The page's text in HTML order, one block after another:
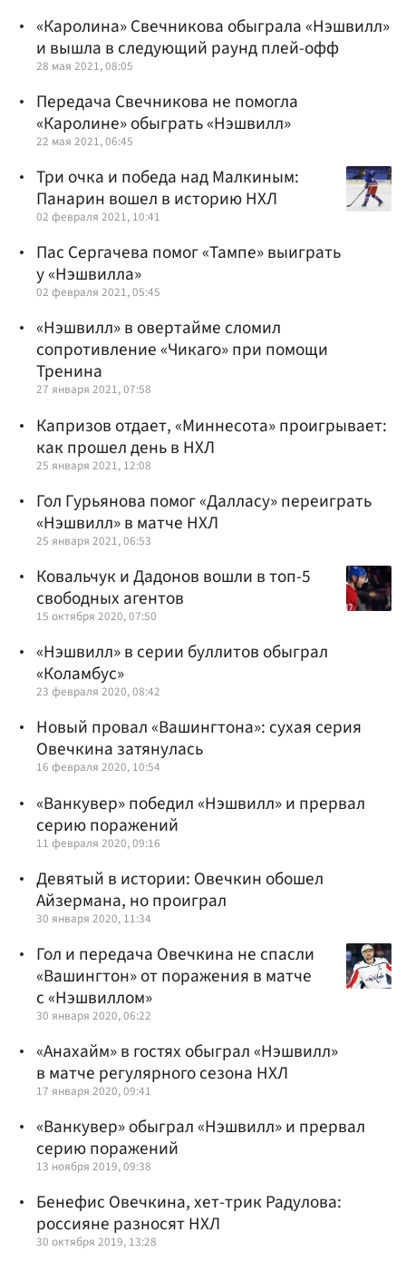
«Каролина» Свечникова обыграла «Нэшвилл»
и вышла в следующий раунд плей-офф
28 мая 2021, 08:05
Передача Свечникова не помогла
«Каролине» обыграть «Нэшвилл»
22 мая 2021, 06:45
Три очка и победа над Малкиным:
Панарин вошел в историю НХЛ
02 февраля 2021, 10:41
Пас Сергачева помог «Тампе» выиграть
у «Нэшвилла»
02 февраля 2021, 05:45
«Нэшвилл» в овертайме сломил
сопротивление «Чикаго» при помощи
Тренина
27 января 2021, 07:58
Капризов отдает, «Миннесота» проигрывает:
как прошел день в НХЛ
25 января 2021, 12:08
Гол Гурьянова помог «Далласу» переиграть
«Нэшвилл» в матче НХЛ
25 января 2021, 06:53
Ковальчук и Дадонов вошли в топ-5
свободных агентов
15 октября 2020, 07:50
«Нэшвилл» в серии буллитов обыграл
«Коламбус»
23 февраля 2020, 08:42
Новый провал «Вашингтона»: сухая серия
Овечкина затянулась
16 февраля 2020, 10:54
«Ванкувер» победил «Нэшвилл» и прервал
серию поражений
11 февраля 2020, 09:16
Девятый в истории: Овечкин обошел
Айзермана, но проиграл
30 января 2020, 11:34
Гол и передача Овечкина не спасли
«Вашингтон» от поражения в матче
с «Нэшвиллом»
30 января 2020, 06:22
«Анахайм» в гостях обыграл «Нэшвилл»
в матче регулярного сезона НХЛ
17 января 2020, 09:41
«Ванкувер» обыграл «Нэшвилл» и прервал
серию поражений
13 ноября 2019, 09:38
Бенефис Овечкина, хет-трик Радулова:
россияне разносят НХЛ
30 октября 2019, 13:28